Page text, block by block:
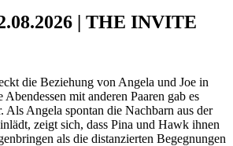
| THE INVITE
die Beziehung von Angela und Joe in
mit anderen Paaren gab es
Als Angela spontan die Nachbarn aus der
zeigt sich, dass Pina und Hawk ihnen
als die distanzierten Begegnungen